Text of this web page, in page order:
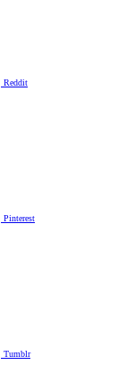
Reddit
Pinterest
Tumblr